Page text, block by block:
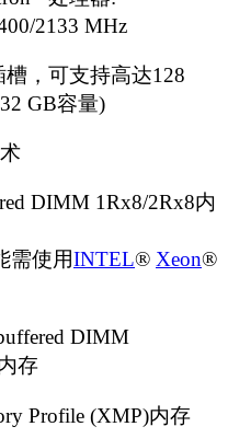
2133 MHz
，可支持高达128
GB容量)
DIMM 1Rx8/2Rx8内
需使用INTEL® Xeon®
DIMM
存
Profile (XMP)内存